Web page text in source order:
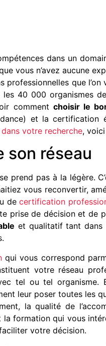
dans un
vous n’avez aucune
que l’on
40 000 organismes
comment choisir le
et la certification
votre recherche,
son réseau
prend pas à la légère.
vous reconvertir,
decertification
prise de décision et de
et qualitatif tant dans
qui vous correspond
votre réseau
tel ou tel
leur poser toutes les
la qualité de
formation qui vous
votre décision.